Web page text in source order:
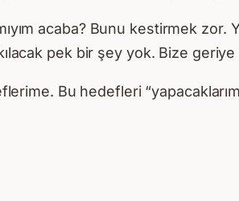
acaba? Bunu kestirmek zor.
pek bir şey yok. Bize
Bu hedefleri